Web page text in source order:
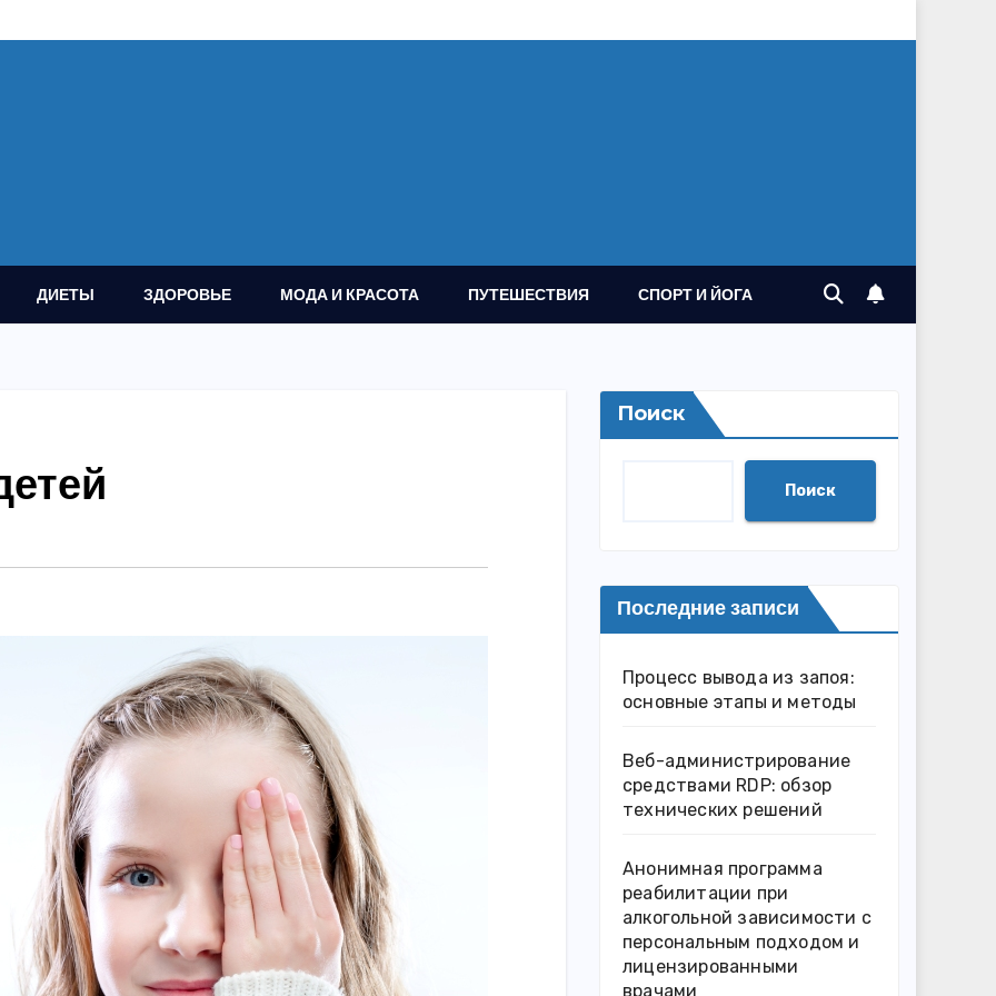
ДИЕТЫ ЗДОРОВЬЕ МОДА И КРАСОТА ПУТЕШЕСТВИЯ СПОРТ И ЙОГА
Поиск
Поиск
Последние записи
Процесс вывода из запоя:
основные этапы и методы
Веб-администрирование
средствами RDP: обзор
технических решений
Анонимная программа
реабилитации при
алкогольной зависимости с
персональным подходом и
лицензированными
врачами